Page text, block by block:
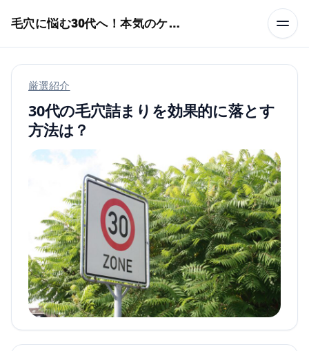
毛穴に悩む30代へ！本気のケア術特集
厳選紹介
30代の毛穴詰まりを効果的に落とす
方法は？